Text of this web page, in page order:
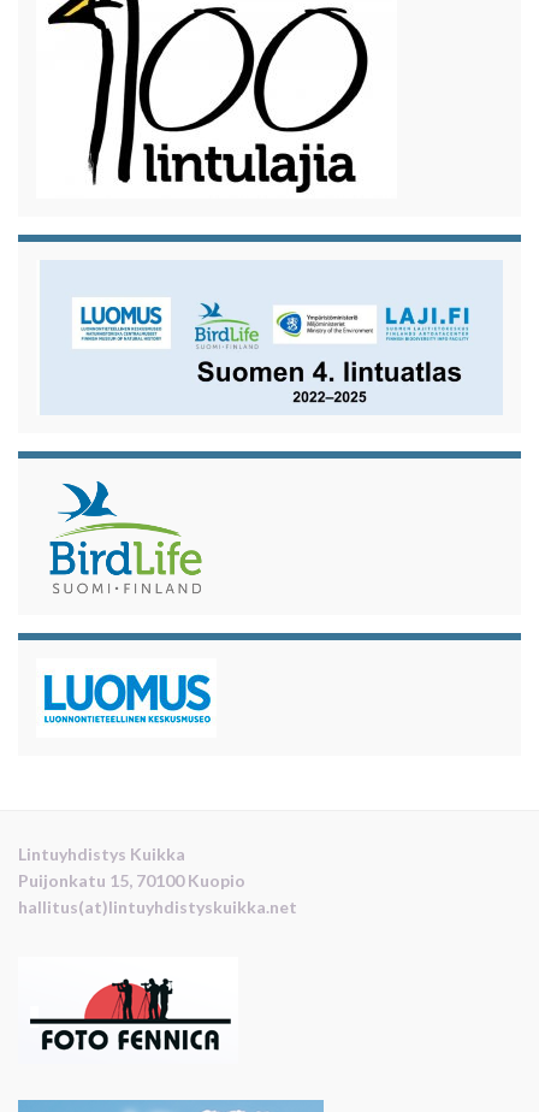
Lintuyhdistys Kuikka
Puijonkatu 15, 70100 Kuopio
hallitus(at)lintuyhdistyskuikka.net